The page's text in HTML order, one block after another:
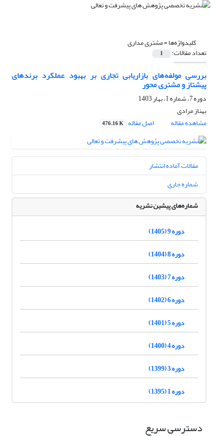
کلیدواژه‌ها =مشتری مداری
تعداد مقالات: 1
بررسی مولفه‌های بازاریابی تجاری بر بهبود عملکرد برندهای
پیشتاز و مشتری محور
دوره 7، شماره 1، بهار 1403
بهناز مرادی
مشاهده مقاله
اصل مقاله 476.16 K
مقالات آماده انتشار
شماره جاری
شماره‌های پیشین نشریه
دوره 9 (1405)
دوره 8 (1404)
دوره 7 (1403)
دوره 6 (1402)
دوره 5 (1401)
دوره 4 (1400)
دوره 3 (1399)
دوره 1 (1395)
دسترسی سریع